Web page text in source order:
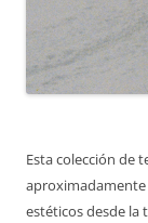
Esta colección de
estéticos desde la